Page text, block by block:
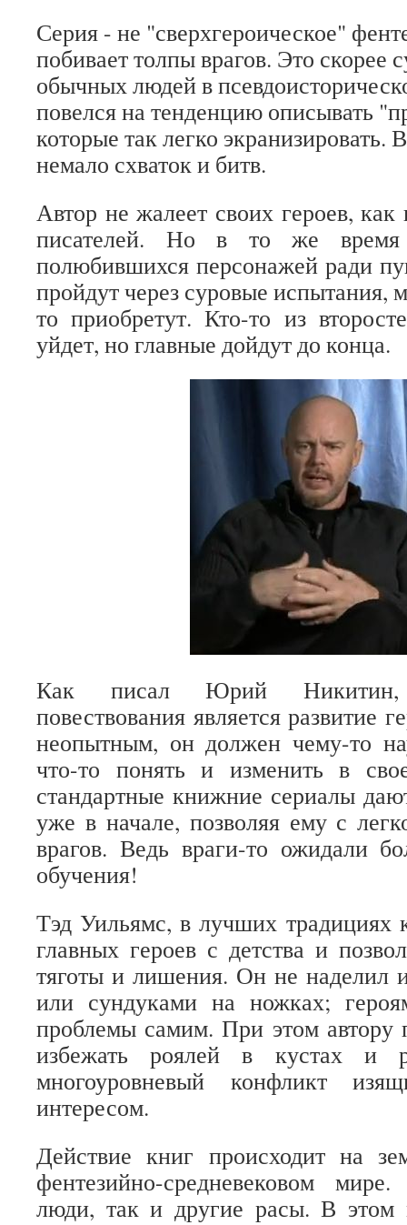
Серия - не "сверхгероическое"
побивает толпы врагов. Это скорее
обычных людей в
повелся на тенденцию описывать
которые так легко экранизировать.
немало схваток и битв.
Автор не жалеет своих героев, как
писателей. Но в то же
полюбившихся персонажей ради
пройдут через суровые испытания,
то приобретут. Кто-то из
уйдет, но главные дойдут до конца.
Как писал Юрий Никитин,
повествования является развитие
неопытным, он должен чему-то
что-то понять и изменить в
стандартные книжние сериалы
уже в начале, позволяя ему с
врагов. Ведь враги-то ожидали
обучения!
Тэд Уильямс, в лучших традициях
главных героев с детства и
тяготы и лишения. Он не наделил
или сундуками на ножках;
проблемы самим. При этом автору
избежать роялей в кустах и
многоуровневый конфликт
интересом.
Действие книг происходит на
фентезийно-средневековом
люди, так и другие расы. В этом